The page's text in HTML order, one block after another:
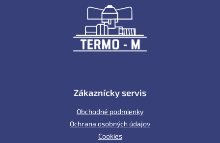
Zákaznícky servis
Obchodné podmienky
Ochrana osobných údajov
Cookies